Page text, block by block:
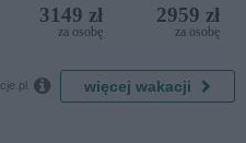
Iberostar
Bijela
3149 zł
za osobę
2959 zł
za osobę
 więcej wakacji